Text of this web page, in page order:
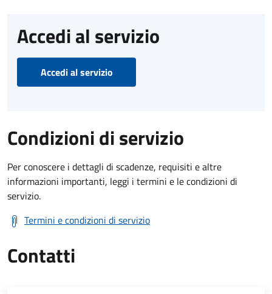
Accedi al servizio
Accedi al servizio
Condizioni di servizio
Per conoscere i dettagli di scadenze, requisiti e altre
informazioni importanti, leggi i termini e le condizioni di
servizio.
Termini e condizioni di servizio
Contatti